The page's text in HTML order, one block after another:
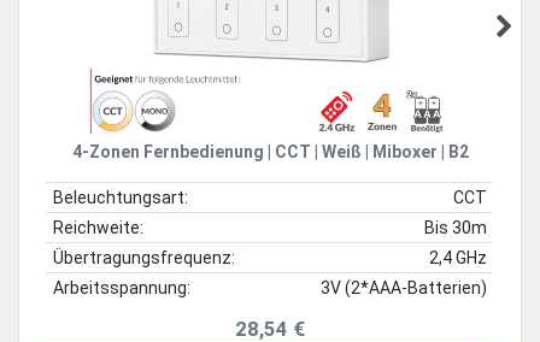
4-Zonen Fernbedienung | CCT | Weiß | Miboxer | B2
Beleuchtungsart:
CCT
Reichweite:
Bis 30m
Übertragungsfrequenz:
2,4 GHz
Arbeitsspannung:
3V (2*AAA-Batterien)
28,54 €